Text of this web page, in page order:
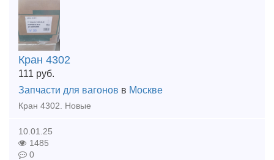
Кран 4302
111 руб.
Запчасти для вагонов в Москве
Кран 4302. Новые
10.01.25
1485
0